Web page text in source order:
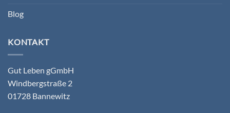
Blog
KONTAKT
Gut Leben gGmbH
Windbergstraße 2
01728 Bannewitz